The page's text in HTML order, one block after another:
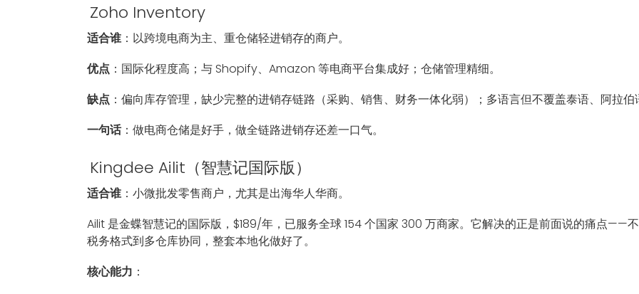
Zoho Inventory
适合谁 ：以跨境电商为主、重仓储轻进销存的商户。
优点 ：国际化程度高；与 Shopify、Amazon 等电商平台集成好；仓储管理精细。
缺点 ：偏向库存管理，缺少完整的进销存链路（采购、销售、财务一体化弱）；多语言但不覆盖泰语、阿拉
一句话：做电商仓储是好手，做全链路进销存还差一口气。
Kingdee Ailit（智慧记国际版）
适合谁 ：小微批发零售商户，尤其是出海华人华商。
Ailit 是金蝶智慧记的国际版，$189/年，已服务全球 154 个国家 300 万商家。它解决的正是前面说的痛点——
税务格式到多仓库协同，整套本地化做好了。
核心能力 ：